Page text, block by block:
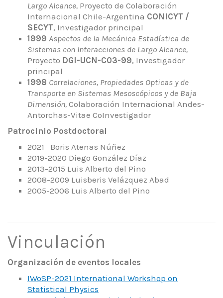
Largo Alcance, Proyecto de Colaboración
Internacional Chile-Argentina CONICYT /
SECYT, Investigador principal
1999 Aspectos de la Mecánica Estadística de
Sistemas con Interacciones de Largo Alcance,
Proyecto DGI-UCN-C03-99, Investigador
principal
1998 Correlaciones, Propiedades Opticas y de
Transporte en Sistemas Mesoscópicos y de Baja
Dimensión, Colaboración Internacional Andes-
Antorchas-Vitae CoInvestigador
Patrocinio Postdoctoral
2021 Boris Atenas Núñez
2019-2020 Diego González Díaz
2013-2015 Luis Alberto del Pino
2008-2009 Luisberis Velázquez Abad
2005-2006 Luis Alberto del Pino
Vinculación
Organización de eventos locales
IWoSP-2021 International Workshop on
Statistical Physics